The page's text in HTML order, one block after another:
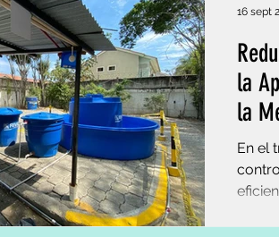
la
la
En el
16 sept